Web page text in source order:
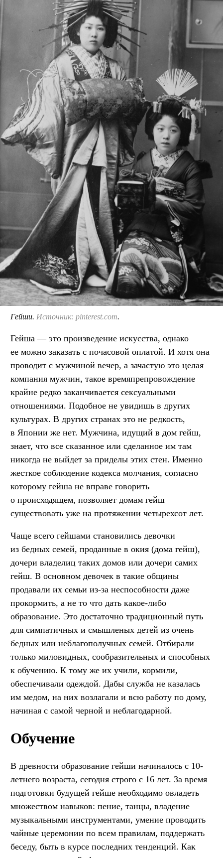
Гейши. Источник: pinterest.com.
Гейша — это произведение искусства, однако
ее можно заказать с почасовой оплатой. И хотя она
проводит с мужчиной вечер, а зачастую это целая
компания мужчин, такое времяпрепровождение
крайне редко заканчивается сексуальными
отношениями. Подобное не увидишь в других
культурах. В других странах это не редкость,
в Японии же нет. Мужчина, идущий в дом гейш,
знает, что все сказанное или сделанное им там
никогда не выйдет за приделы этих стен. Именно
жесткое соблюдение кодекса молчания, согласно
которому гейша не вправе говорить
о происходящем, позволяет домам гейш
существовать уже на протяжении четырехсот лет.
Чаще всего гейшами становились девочки
из бедных семей, проданные в окия (дома гейш),
дочери владелиц таких домов или дочери самих
гейш. В основном девочек в такие общины
продавали их семьи из-за неспособности даже
прокормить, а не то что дать какое-либо
образование. Это достаточно традиционный путь
для симпатичных и смышленых детей из очень
бедных или неблагополучных семей. Отбирали
только миловидных, сообразительных и способных
к обучению. К тому же их учили, кормили,
обеспечивали одеждой. Дабы служба не казалась
им медом, на них возлагали и всю работу по дому,
начиная с самой черной и неблагодарной.
Обучение
В древности образование гейши начиналось с 10-
летнего возраста, сегодня строго с 16 лет. За время
подготовки будущей гейше необходимо овладеть
множеством навыков: пение, танцы, владение
музыкальными инструментами, умение проводить
чайные церемонии по всем правилам, поддержать
беседу, быть в курсе последних тенденций. Как